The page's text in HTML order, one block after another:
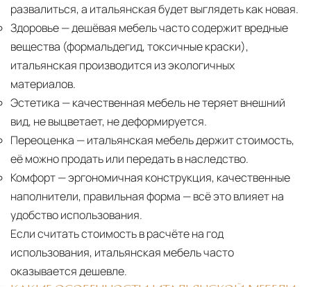
развалиться, а итальянская будет выглядеть как новая.
Здоровье— дешёвая мебель часто содержит вредные
вещества (формальдегид, токсичные краски),
итальянская производится из экологичных
материалов.
Эстетика — качественная мебель не теряет внешний
вид, не выцветает, не деформируется.
Переоценка — итальянская мебель держит стоимость,
её можно продать или передать в наследство.
Комфорт— эргономичная конструкция, качественные
наполнители, правильная форма — всё это влияет на
удобство использования.
Если считать стоимость в расчёте на год
использования, итальянская мебель часто
оказывается дешевле.